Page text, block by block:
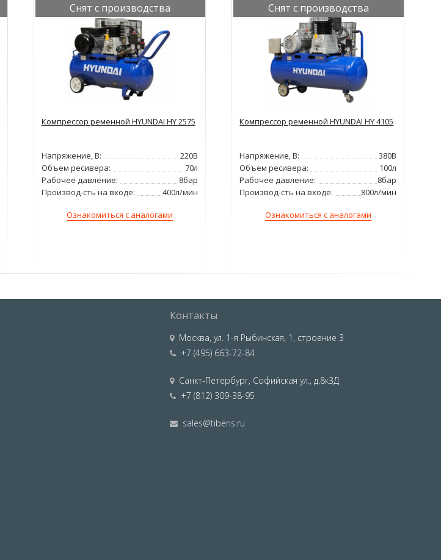
Снят с производства
Компрессор ременной HYUNDAI HY 2575
Напряжение, В:
220В
Объем ресивера:
70л
Рабочее давление:
8бар
Производ-сть на входе:
400л/мин
Ознакомиться с аналогами
Снят с производства
Компрессор ременной HYUNDAI HY 4105
Напряжение, В:
380В
Объем ресивера:
100л
Рабочее давление:
8бар
Производ-сть на входе:
800л/мин
Ознакомиться с аналогами
Контакты
Москва,ул. 1-я Рыбинская, 1, строение 3
+7 (495) 663-72-84
Санкт-Петербург, Софийская ул., д.8к3Д
+7 (812) 309-38-95
sales@tiberis.ru